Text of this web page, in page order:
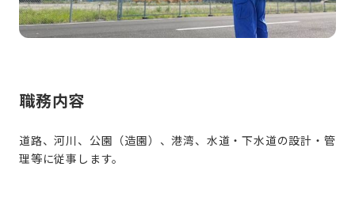
職務内容
道路、河川、公園（造園）、港湾、水道・下水道の設計・管